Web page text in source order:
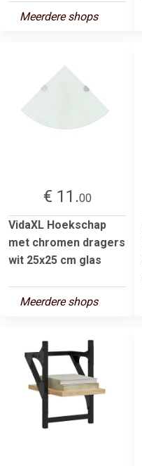
Meerdere shops
€ 11.00
VidaXL Hoekschap
met chromen dragers
wit 25x25 cm glas
Meerdere shops